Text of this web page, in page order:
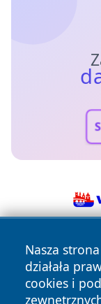
Nasza
działała
cookies i